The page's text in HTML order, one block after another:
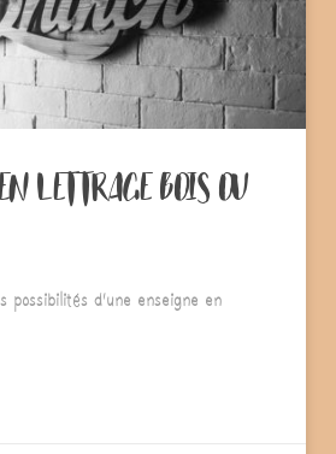
LETTRAGE BOIS OU
possibilités d’une enseigne en